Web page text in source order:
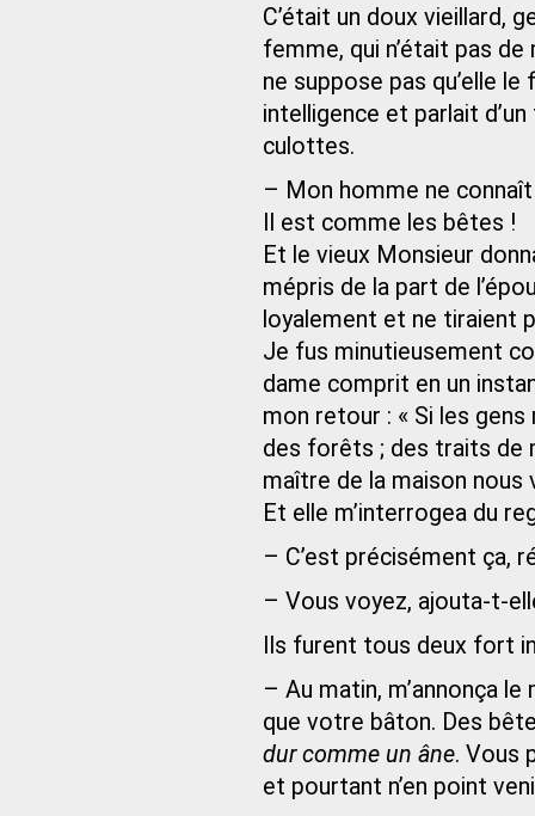
C’était un doux vieillard,
femme, qui n’était pas
ne suppose pas qu’elle
intelligence et parlait
culottes.
– Mon homme ne
Il est comme les bêtes !
Et le vieux Monsieur
mépris de la part de
loyalement et ne tiraient
Je fus minutieusement
dame comprit en un
mon retour : « Si les
des forêts ; des traits de
maître de la maison nous
Et elle m’interrogea du
– C’est précisément ça,
– Vous voyez, ajouta-t-
Ils furent tous deux fort
– Au matin, m’annonça
que votre bâton. Des
dur comme un âne. Vous
et pourtant n’en point